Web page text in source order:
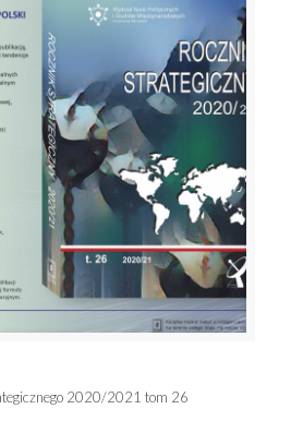
2020/2021 tom 26